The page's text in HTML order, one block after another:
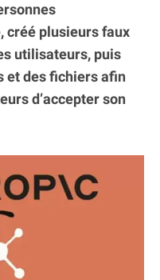
créé plusieurs faux
utilisateurs, puis
et des fichiers afin
d’accepter son